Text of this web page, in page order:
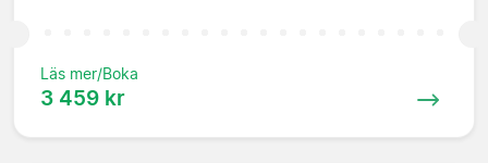
Läs mer/Boka
3 459 kr